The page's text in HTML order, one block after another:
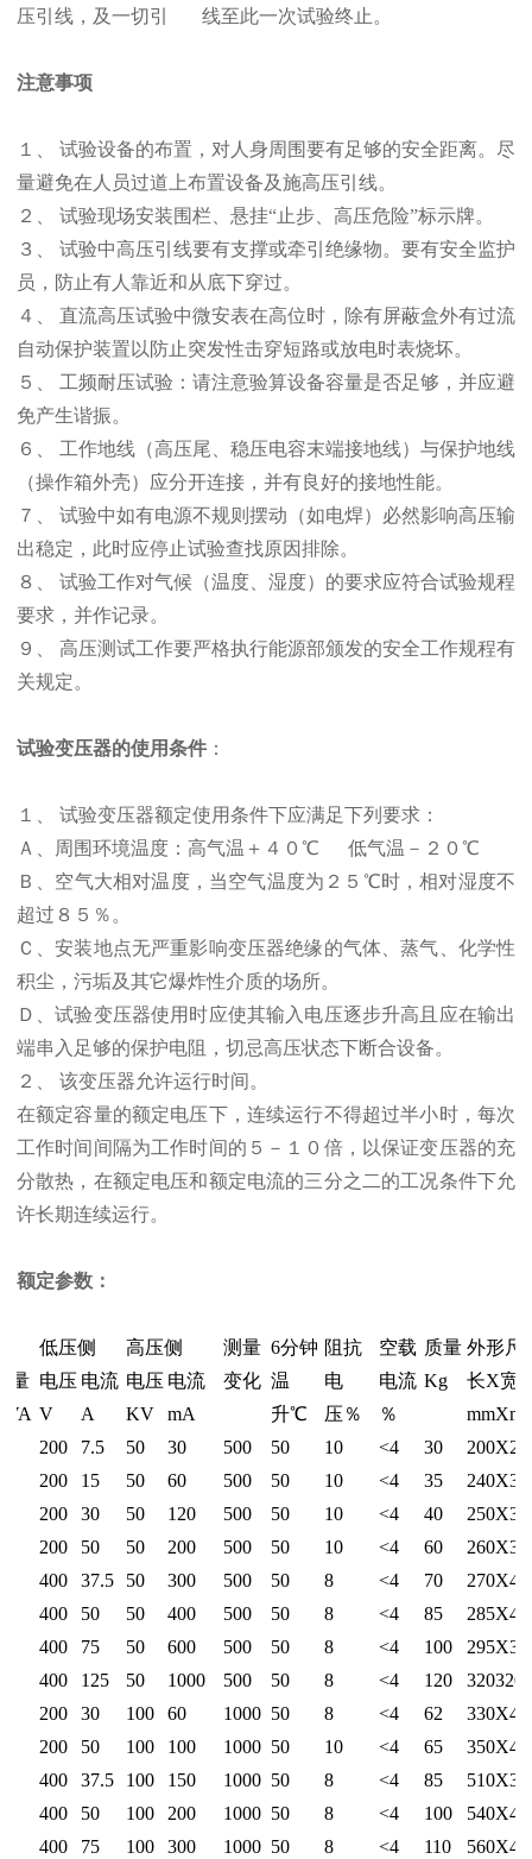
压引线，及一切引 线至此一次试验终止。
注意事项
１、 试验设备的布置，对人身周围要有足够的安全距离。尽
量避免在人员过道上布置设备及施高压引线。
２、 试验现场安装围栏、悬挂“止步、高压危险”标示牌。
３、 试验中高压引线要有支撑或牵引绝缘物。要有安全监护
员，防止有人靠近和从底下穿过。
４、 直流高压试验中微安表在高位时，除有屏蔽盒外有过流
自动保护装置以防止突发性击穿短路或放电时表烧坏。
５、 工频耐压试验：请注意验算设备容量是否足够，并应避
免产生谐振。
６、 工作地线（高压尾、稳压电容末端接地线）与保护地线
（操作箱外壳）应分开连接，并有良好的接地性能。
７、 试验中如有电源不规则摆动（如电焊）必然影响高压输
出稳定，此时应停止试验查找原因排除。
８、 试验工作对气候（温度、湿度）的要求应符合试验规程
要求，并作记录。
９、 高压测试工作要严格执行能源部颁发的安全工作规程有
关规定。
试验变压器的使用条件 ：
１、 试验变压器额定使用条件下应满足下列要求：
Ａ、周围环境温度：高气温＋４０℃ 低气温－２０℃
Ｂ、空气大相对温度，当空气温度为２５℃时，相对湿度不
超过８５％。
Ｃ、安装地点无严重影响变压器绝缘的气体、蒸气、化学性
积尘，污垢及其它爆炸性介质的场所。
Ｄ、试验变压器使用时应使其输入电压逐步升高且应在输出
端串入足够的保护电阻，切忌高压状态下断合设备。
２、 该变压器允许运行时间。
在额定容量的额定电压下，连续运行不得超过半小时，每次
工作时间间隔为工作时间的５－１０倍，以保证变压器的充
分散热，在额定电压和额定电流的三分之二的工况条件下允
许长期连续运行。
额定参数：
量
低压侧 高压侧
测量
变化
6分钟
温
升℃
阻抗
电
压％
空载
电流
％
质量
Kg
外形尺
长Х宽
电压
V
电流
A
电压
KV
电流
mA
200 7.5 50 30 500 50 10 <4 30
200 15 50 60 500 50 10 <4 35
200 30 50 120 500 50 10 <4 40
200 50 50 200 500 50 10 <4 60
400 37.5 50 300 500 50 8 <4 70
400 50 50 400 500 50 8 <4 85
400 75 50 600 500 50 8 <4 100
400 125 50 1000 500 50 8 <4 120
200 30 100 60 1000 50 8 <4 62
200 50 100 100 1000 50 10 <4 65
400 37.5 100 150 1000 50 8 <4 85
400 50 100 200 1000 50 8 <4 100
400 75 100 300 1000 50 8 <4 110